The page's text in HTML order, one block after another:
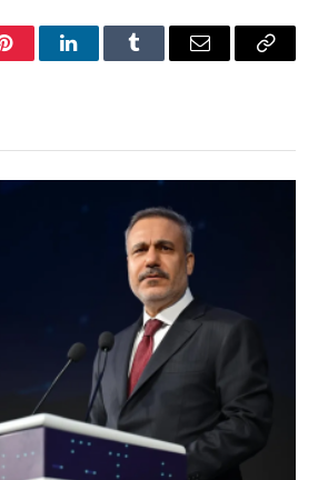
PinterestLinkedInTumblr Email
Copy